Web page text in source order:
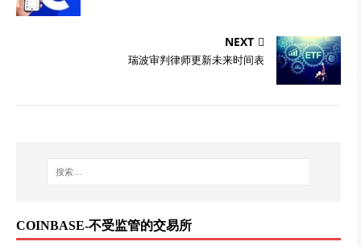
NEXT
瑞波审判律师更新未来时间表
COINBASE-不受监管的交易所